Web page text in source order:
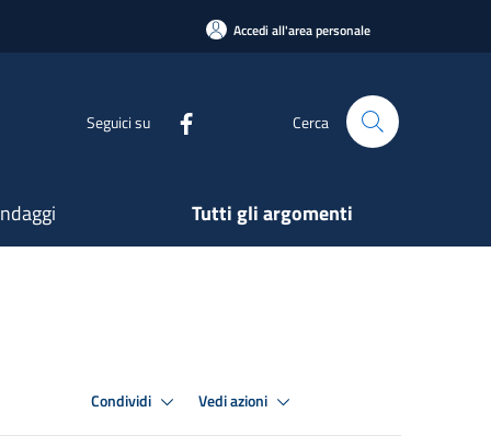
Accedi all'area personale
Seguici su Cerca
Tutti gli argomenti
Condividi Vedi azioni